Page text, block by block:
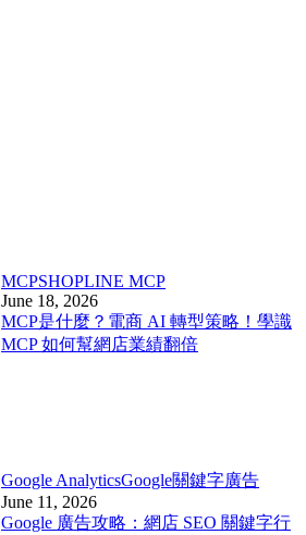
MCPSHOPLINE MCP
June 18, 2026
MCP是什麼？電商 AI 轉型策略！學識
MCP 如何幫網店業績翻倍
Google AnalyticsGoogle關鍵字廣告
June 11, 2026
Google 廣告攻略：網店 SEO 關鍵字行